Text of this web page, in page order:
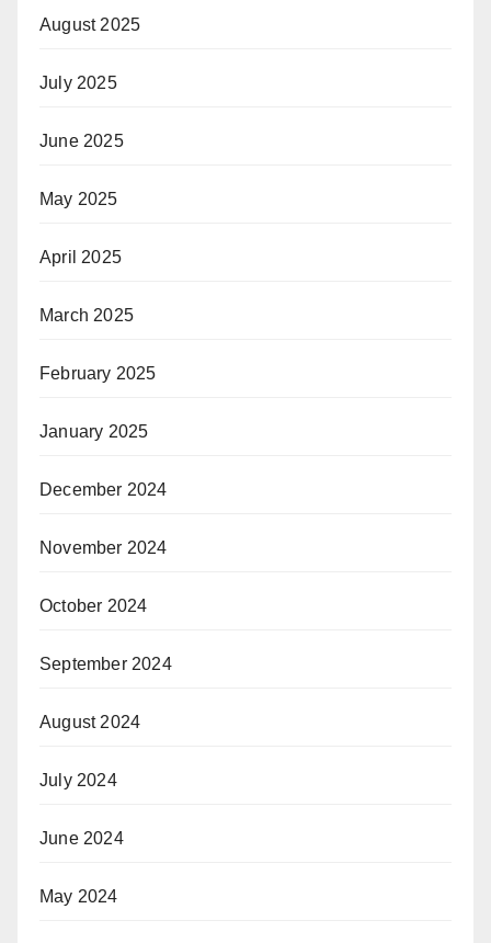
August 2025
July 2025
June 2025
May 2025
April 2025
March 2025
February 2025
January 2025
December 2024
November 2024
October 2024
September 2024
August 2024
July 2024
June 2024
May 2024